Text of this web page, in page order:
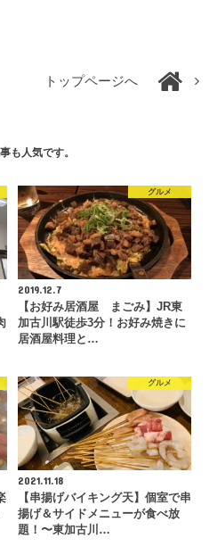
トップページへ
も人気です。
グルメ
2019.12.7
【お好み居酒屋 まごみ】JR東
加古川駅徒歩3分！お好み焼きに
居酒屋料理と…
グルメ
2021.11.18
【串揚げバイキング天】個室で串
揚げ＆サイドメニューが食べ放
題！〜東加古川…